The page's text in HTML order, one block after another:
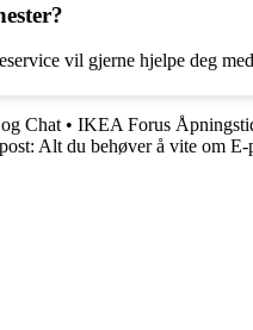
vil gjerne hjelpe deg
Chat • IKEA Forus
Alt du behøver å vite om E-